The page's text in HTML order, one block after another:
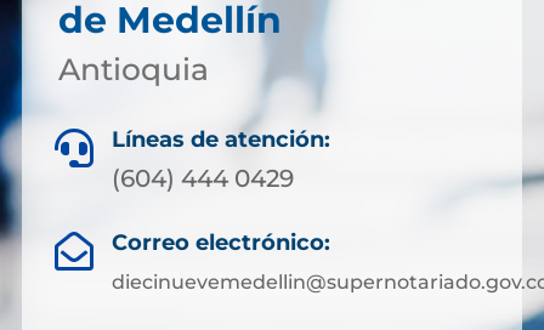
de Medellín
Antioquia
 Líneas de atención:
(604) 444 0429
 Correo electrónico: